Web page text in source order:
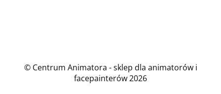
© Centrum Animatora - sklep dla animatorów i
facepainterów 2026